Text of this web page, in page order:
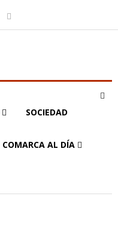
SOCIEDAD
COMARCA AL DÍA